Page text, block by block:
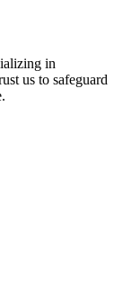
in
us to safeguard